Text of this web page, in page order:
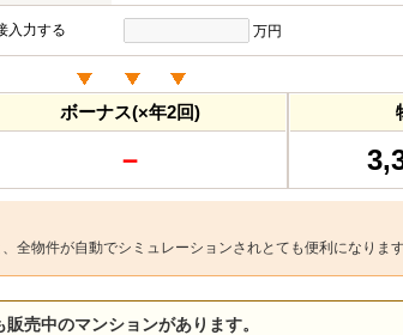
入力する 万円
ボーナス(×年2回)
－
全物件が自動でシミュレーションされとても便利になります
売中のマンションがあります。